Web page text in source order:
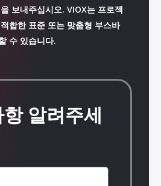
보내주십시오. VIOX는 프로젝
합한 표준 또는 맞춤형 부스바
수 있습니다.
알려주세